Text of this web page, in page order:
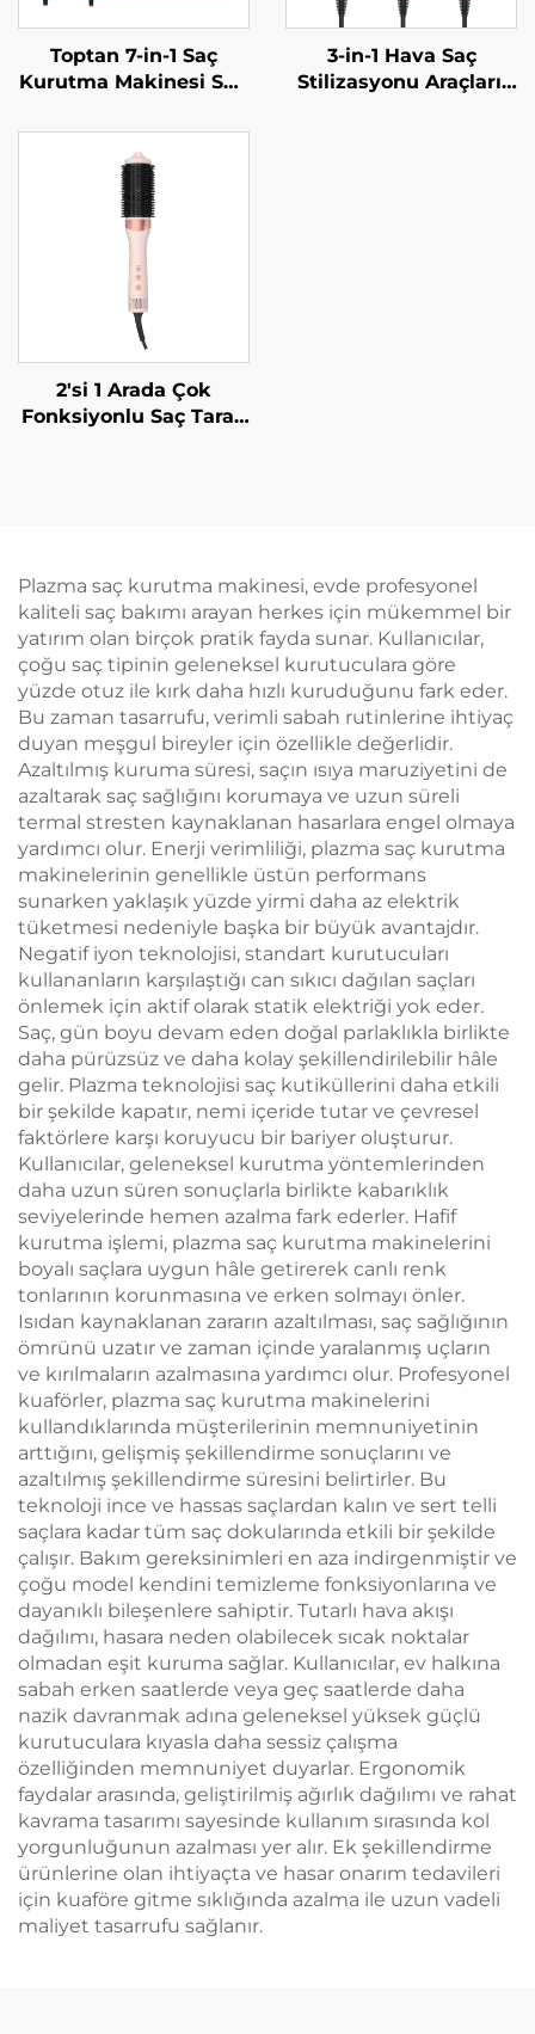
Toptan 7-in-1 Saç
Kurutma Makinesi Seti
Termal Blowout Saç
Kurutma Makinesi
Kuaförler İçin One
Step Sıcak Hava
Fırçası
3-in-1 Hava Saç
Stilizasyonu Araçları,
2'si 1 Arada Çok
Fonksiyonlu Saç Tarak
Plazma saç kurutma makinesi, evde profesyonel
kaliteli saç bakımı arayan herkes için mükemmel bir
yatırım olan birçok pratik fayda sunar. Kullanıcılar,
çoğu saç tipinin geleneksel kurutuculara göre
yüzde otuz ile kırk daha hızlı kuruduğunu fark eder.
Bu zaman tasarrufu, verimli sabah rutinlerine ihtiyaç
duyan meşgul bireyler için özellikle değerlidir.
Azaltılmış kuruma süresi, saçın ısıya maruziyetini de
azaltarak saç sağlığını korumaya ve uzun süreli
termal stresten kaynaklanan hasarlara engel olmaya
yardımcı olur. Enerji verimliliği, plazma saç kurutma
makinelerinin genellikle üstün performans
sunarken yaklaşık yüzde yirmi daha az elektrik
tüketmesi nedeniyle başka bir büyük avantajdır.
Negatif iyon teknolojisi, standart kurutucuları
kullananların karşılaştığı can sıkıcı dağılan saçları
önlemek için aktif olarak statik elektriği yok eder.
Saç, gün boyu devam eden doğal parlaklıkla birlikte
daha pürüzsüz ve daha kolay şekillendirilebilir hâle
gelir. Plazma teknolojisi saç kutiküllerini daha etkili
bir şekilde kapatır, nemi içeride tutar ve çevresel
faktörlere karşı koruyucu bir bariyer oluşturur.
Kullanıcılar, geleneksel kurutma yöntemlerinden
daha uzun süren sonuçlarla birlikte kabarıklık
seviyelerinde hemen azalma fark ederler. Hafif
kurutma işlemi, plazma saç kurutma makinelerini
boyalı saçlara uygun hâle getirerek canlı renk
tonlarının korunmasına ve erken solmayı önler.
Isıdan kaynaklanan zararın azaltılması, saç sağlığının
ömrünü uzatır ve zaman içinde yaralanmış uçların
ve kırılmaların azalmasına yardımcı olur. Profesyonel
kuaförler, plazma saç kurutma makinelerini
kullandıklarında müşterilerinin memnuniyetinin
arttığını, gelişmiş şekillendirme sonuçlarını ve
azaltılmış şekillendirme süresini belirtirler. Bu
teknoloji ince ve hassas saçlardan kalın ve sert telli
saçlara kadar tüm saç dokularında etkili bir şekilde
çalışır. Bakım gereksinimleri en aza indirgenmiştir ve
çoğu model kendini temizleme fonksiyonlarına ve
dayanıklı bileşenlere sahiptir. Tutarlı hava akışı
dağılımı, hasara neden olabilecek sıcak noktalar
olmadan eşit kuruma sağlar. Kullanıcılar, ev halkına
sabah erken saatlerde veya geç saatlerde daha
nazik davranmak adına geleneksel yüksek güçlü
kurutuculara kıyasla daha sessiz çalışma
özelliğinden memnuniyet duyarlar. Ergonomik
faydalar arasında, geliştirilmiş ağırlık dağılımı ve rahat
kavrama tasarımı sayesinde kullanım sırasında kol
yorgunluğunun azalması yer alır. Ek şekillendirme
ürünlerine olan ihtiyaçta ve hasar onarım tedavileri
için kuaföre gitme sıklığında azalma ile uzun vadeli
maliyet tasarrufu sağlanır.